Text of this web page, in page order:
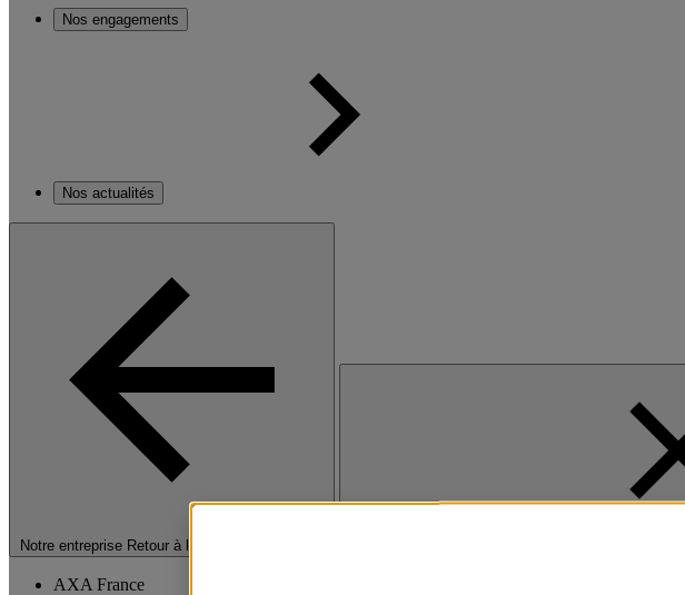
Nos engagements
Nos actualités
Notre entreprise Retour à la section précédente
AXA France